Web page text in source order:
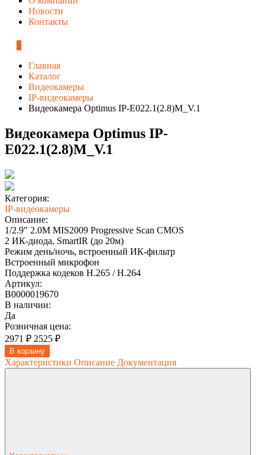
Новости
Контакты
Главная
Каталог
Видеокамеры
IP-видеокамеры
Видеокамера Optimus IP-E022.1(2.8)M_V.1
Видеокамера Optimus IP-
E022.1(2.8)M_V.1
Категория:
IP-видеокамеры
Описание:
1/2.9" 2.0M MIS2009 Progressive Scan CMOS
2 ИК-диода, SmartIR (до 20м)
Режим день/ночь, встроенный ИК-фильтр
Встроенный микрофон
Поддержка кодеков H.265 / H.264
Артикул:
В0000019670
В наличии:
Да
Розничная цена:
2971 ₽ 2525 ₽
В корзину
Характеристики Описание Документация